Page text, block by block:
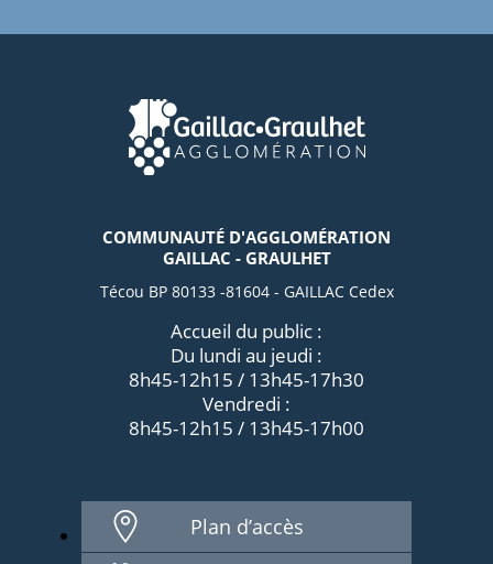
COMMUNAUTÉ D'AGGLOMÉRATION
GAILLAC - GRAULHET
Técou BP 80133 -81604 - GAILLAC Cedex
Accueil du public :
Du lundi au jeudi :
8h45-12h15 / 13h45-17h30
Vendredi :
8h45-12h15 / 13h45-17h00
Plan d’accès